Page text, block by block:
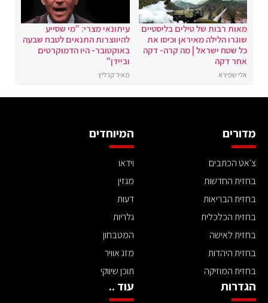
מאות רבות של טילים בליסטיים
שוגרו הלילה מאיראן וכיסו את
כל שטח ישראל | מה קרה- דקה
אחר דקה
אלי שפירא
עיתונאי מצרי: "מי שסייע
להיווצרות התנאים לטבח שבעה
באוקטובר- היו הדמוקרטים
וביידן"
מאיר קרליץ
מדורים
צ'אט הכתבים
בחזית החדשות
בחזית הבריאות
בחזית הכלכלית
בחזית לאישה
בחזית היהדות
בחזית המוזיקה
המיוחדים
וידאו
מגזין
דעות
גלריות
המטבחון
מזג אוויר
תוכן שיווקי
הגדרות עוד ..